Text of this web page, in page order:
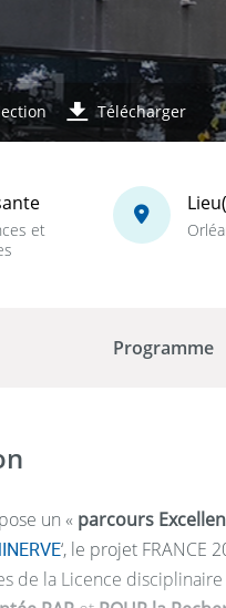
Télécharger
et
Programme
un « parcours
‘, le projet FRANCE
de la Licence